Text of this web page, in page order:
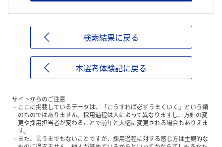
検索結果に戻る
本選考体験記に戻る
サイトからのご注意
ここに掲載しているデータは、「こうすれば必ずうまくいく」という類
のものではありません。採用過程は人によって異なりますし、方針の変
更や採用担当者が変わることで前年と大幅に変更される場合もありえま
す。
また、言うまでもないことですが、採用過程に対する感じ方は主観的な